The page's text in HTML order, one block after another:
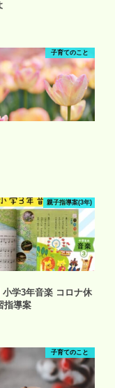
子育てのこと
親子指導案(3年)
小学3年音楽 コロナ休
指導案
子育てのこと